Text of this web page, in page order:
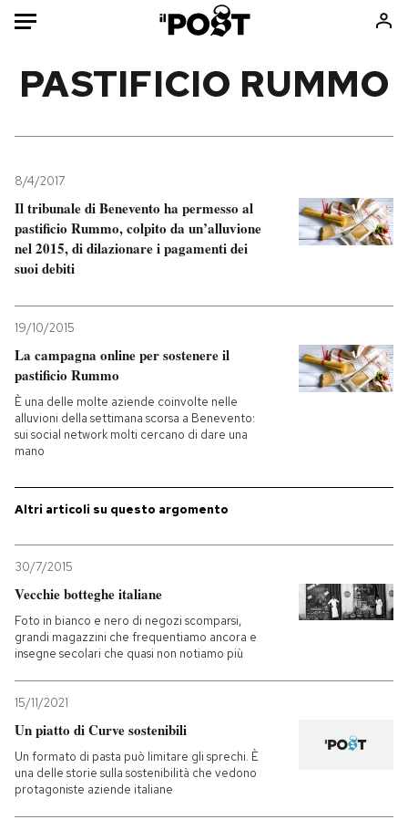
Mondo
Politica
Tecnologia
Internet
Cultura
Economia
Sport
Consumismi
Storie/Idee
Ok Boomer!
Europa
Mondiali calcio 2026
PODCAST
NEWSLETTER
I MIEI PREFERITI
SHOP
CALENDARIO
Entra
PASTIFICIO RUMMO
8/4/2017
Il tribunale di Benevento ha permesso al
pastificio Rummo, colpito da un’alluvione
nel 2015, di dilazionare i pagamenti dei
suoi debiti
19/10/2015
La campagna online per sostenere il
pastificio Rummo
È una delle molte aziende coinvolte nelle
alluvioni della settimana scorsa a Benevento:
sui social network molti cercano di dare una
mano
Altri articoli su questo argomento
30/7/2015
Vecchie botteghe italiane
Foto in bianco e nero di negozi scomparsi,
grandi magazzini che frequentiamo ancora e
insegne secolari che quasi non notiamo più
15/11/2021
Un piatto di Curve sostenibili
Un formato di pasta può limitare gli sprechi. È
una delle storie sulla sostenibilità che vedono
protagoniste aziende italiane